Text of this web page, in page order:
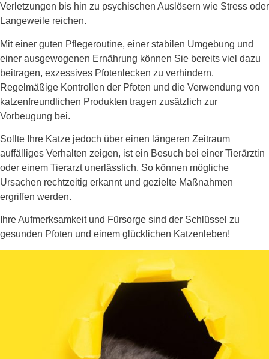
Verletzungen bis hin zu psychischen Auslösern wie Stress oder
Langeweile reichen.
Mit einer guten Pflegeroutine, einer stabilen Umgebung und
einer ausgewogenen Ernährung können Sie bereits viel dazu
beitragen, exzessives Pfotenlecken zu verhindern.
Regelmäßige Kontrollen der Pfoten und die Verwendung von
katzenfreundlichen Produkten tragen zusätzlich zur
Vorbeugung bei.
Sollte Ihre Katze jedoch über einen längeren Zeitraum
auffälliges Verhalten zeigen, ist ein Besuch bei einer Tierärztin
oder einem Tierarzt unerlässlich. So können mögliche
Ursachen rechtzeitig erkannt und gezielte Maßnahmen
ergriffen werden.
Ihre Aufmerksamkeit und Fürsorge sind der Schlüssel zu
gesunden Pfoten und einem glücklichen Katzenleben!